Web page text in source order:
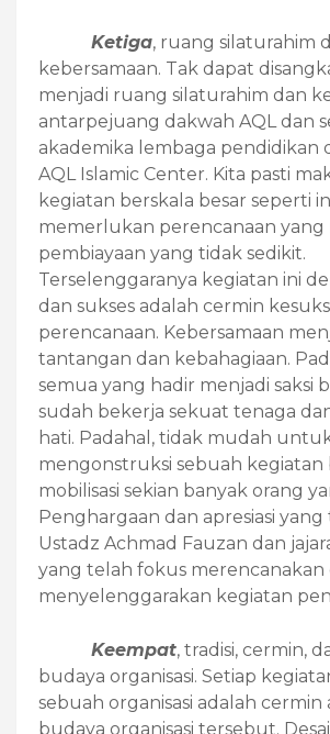
Ketiga, ruang silaturahim
kebersamaan. Tak dapat
menjadi ruang silaturahim dan
antarpejuang dakwah AQL dan
akademika lembaga pendidikan
AQL Islamic Center. Kita pasti
kegiatan berskala besar seperti
memerlukan perencanaan yang
pembiayaan yang tidak sedikit.
Terselenggaranya kegiatan ini
dan sukses adalah cermin
perencanaan. Kebersamaan
tantangan dan kebahagiaan.
semua yang hadir menjadi saksi
sudah bekerja sekuat tenaga
hati. Padahal, tidak mudah
mengonstruksi sebuah kegiatan
mobilisasi sekian banyak orang
Penghargaan dan apresiasi
Ustadz Achmad Fauzan dan
yang telah fokus merencanakan
menyelenggarakan kegiatan
Keempat, tradisi, cermin,
budaya organisasi. Setiap
sebuah organisasi adalah cermin
budaya organisasi tersebut.